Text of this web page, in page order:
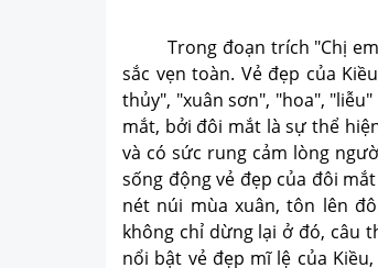
Trong đoạn trích "Chị em
sắc vẹn toàn. Vẻ đẹp của
thủy", "xuân sơn", "hoa",
mắt, bởi đôi mắt là sự thể
và có sức rung cảm lòng
sống động vẻ đẹp của đôi
nét núi mùa xuân, tôn lên
không chỉ dừng lại ở đó, câu
nổi bật vẻ đẹp mĩ lệ của